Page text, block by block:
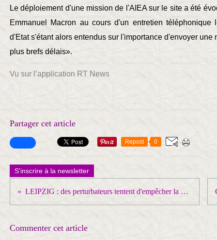
Le déploiement d'une mission de l'AIEA sur le site a été
Emmanuel Macron au cours d'un entretien
d'Etat s'étant alors entendus sur l'importance d'envoyer une
plus brefs délais».
Vu sur l’application RT News
Partager cet article
Repost 0
S'inscrire à la newsletter
LEIPZIG : des perturbateurs tentent d'empêcher la diffusion du film d'Oliver Stone " Ukraine on fire "
Commenter cet article